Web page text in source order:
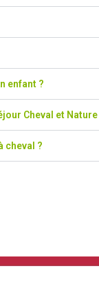
enfant ?
Cheval et
cheval ?